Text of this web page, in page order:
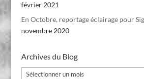
février 2021
En Octobre, reportage éclairage pour
novembre 2020
Archives du Blog
Archives